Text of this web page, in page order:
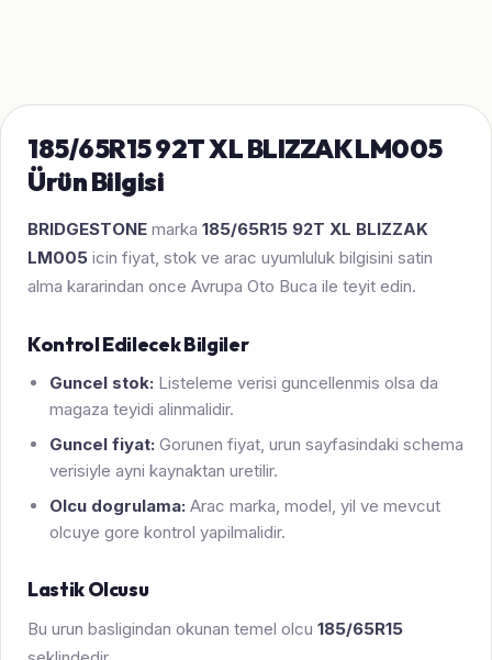
185/65R15 92T XL BLIZZAK LM005
Ürün Bilgisi
BRIDGESTONE marka 185/65R15 92T XL BLIZZAK
LM005 icin fiyat, stok ve arac uyumluluk bilgisini satin
alma kararindan once Avrupa Oto Buca ile teyit edin.
Kontrol Edilecek Bilgiler
Guncel stok: Listeleme verisi guncellenmis olsa da
magaza teyidi alinmalidir.
Guncel fiyat: Gorunen fiyat, urun sayfasindaki schema
verisiyle ayni kaynaktan uretilir.
Olcu dogrulama: Arac marka, model, yil ve mevcut
olcuye gore kontrol yapilmalidir.
Lastik Olcusu
Bu urun basligindan okunan temel olcu 185/65R15